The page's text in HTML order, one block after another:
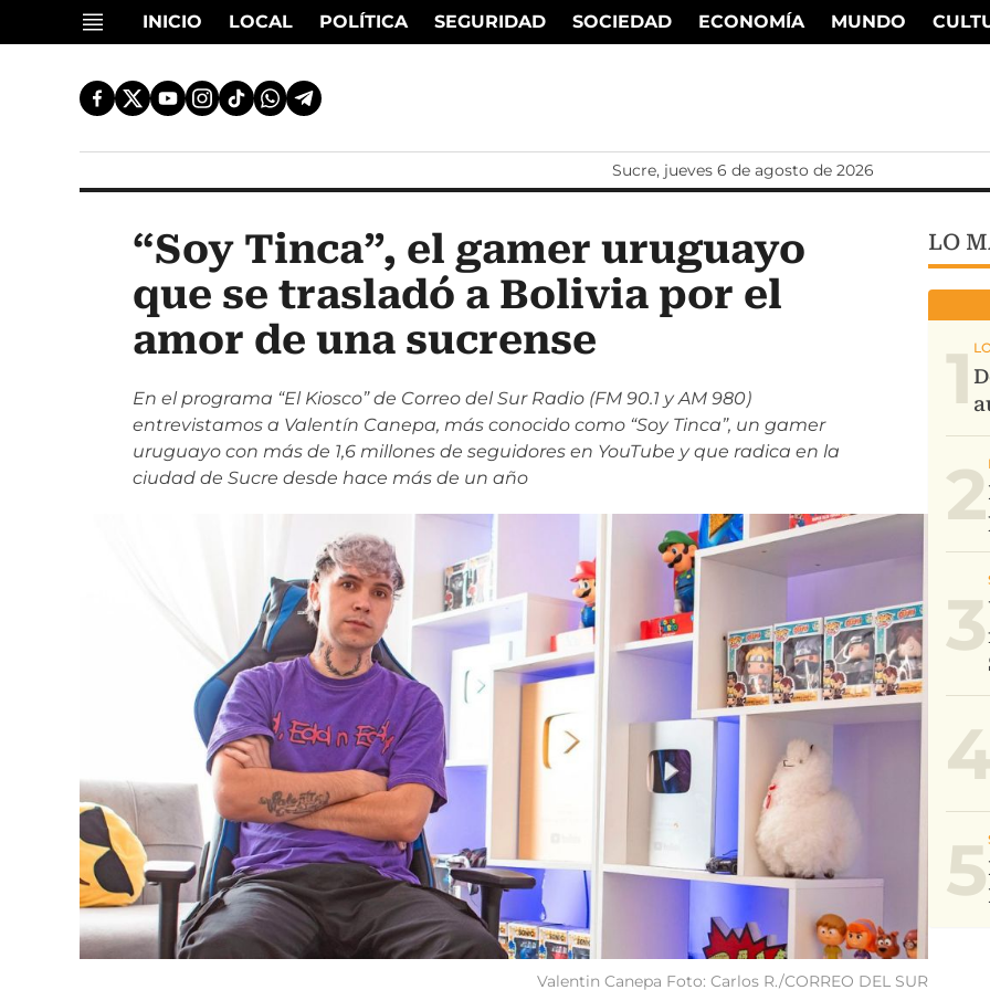
INICIO LOCAL POLÍTICA SEGURIDAD SOCIEDAD ECONOMÍA MUNDO
Sucre, jueves 6 de agosto de 2026
“Soy Tinca”, el gamer uruguayo
que se trasladó a Bolivia por el
amor de una sucrense
En el programa “El Kiosco” de Correo del Sur Radio (FM 90.1 y AM 980)
entrevistamos a Valentín Canepa, más conocido como “Soy Tinca”, un gamer
uruguayo con más de 1,6 millones de seguidores en YouTube y que radica en la
ciudad de Sucre desde hace más de un año
Valentin Canepa Foto: Carlos R./CORREO DEL SUR
LO
1
2
3
5